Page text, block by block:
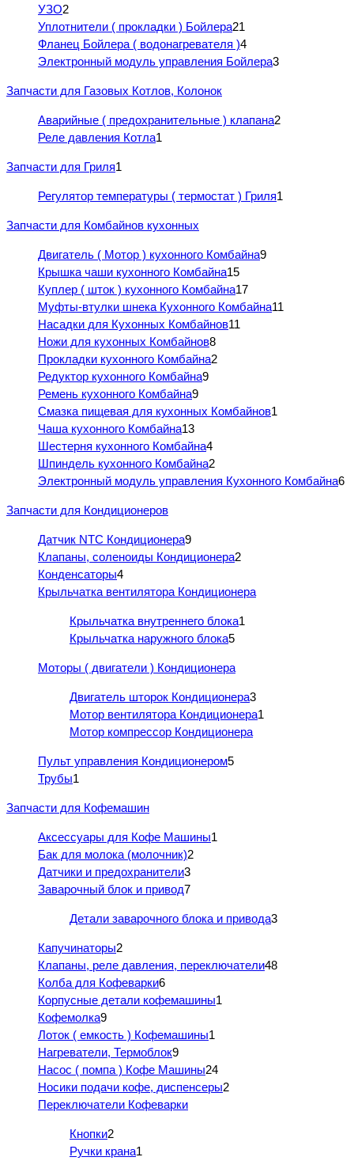
УЗО2
Уплотнители ( прокладки ) Бойлера21
Фланец Бойлера ( водонагревателя )4
Электронный модуль управления Бойлера3
Запчасти для Газовых Котлов, Колонок
Аварийные ( предохранительные ) клапана2
Реле давления Котла1
Запчасти для Гриля1
Регулятор температуры ( термостат ) Гриля1
Запчасти для Комбайнов кухонных
Двигатель ( Мотор ) кухонного Комбайна9
Крышка чаши кухонного Комбайна15
Куплер ( шток ) кухонного Комбайна17
Муфты-втулки шнека Кухонного Комбайна11
Насадки для Кухонных Комбайнов11
Ножи для кухонных Комбайнов8
Прокладки кухонного Комбайна2
Редуктор кухонного Комбайна9
Ремень кухонного Комбайна9
Смазка пищевая для кухонных Комбайнов1
Чаша кухонного Комбайна13
Шестерня кухонного Комбайна4
Шпиндель кухонного Комбайна2
Электронный модуль управления Кухонного Комбайна6
Запчасти для Кондиционеров
Датчик NTC Кондиционера9
Клапаны, соленоиды Кондиционера2
Конденсаторы4
Крыльчатка вентилятора Кондиционера
Крыльчатка внутреннего блока1
Крыльчатка наружного блока5
Моторы ( двигатели ) Кондиционера
Двигатель шторок Кондиционера3
Мотор вентилятора Кондиционера1
Мотор компрессор Кондиционера
Пульт управления Кондиционером5
Трубы1
Запчасти для Кофемашин
Аксессуары для Кофе Машины1
Бак для молока (молочник)2
Датчики и предохранители3
Заварочный блок и привод7
Детали заварочного блока и привода3
Капучинаторы2
Клапаны, реле давления, переключатели48
Колба для Кофеварки6
Корпусные детали кофемашины1
Кофемолка9
Лоток ( емкость ) Кофемашины1
Нагреватели, Термоблок9
Насос ( помпа ) Кофе Машины24
Носики подачи кофе, диспенсеры2
Переключатели Кофеварки
Кнопки2
Ручки крана1